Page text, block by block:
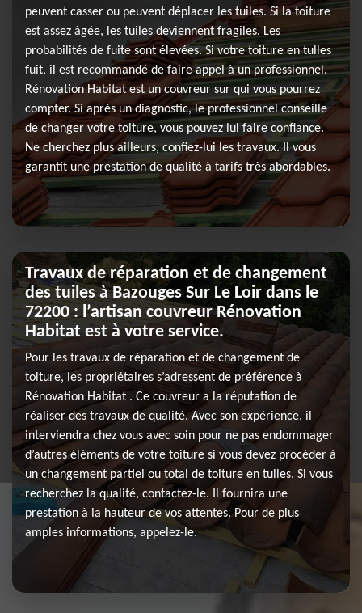
peuvent casser ou peuvent déplacer les tuiles. Si la toiture
est assez âgée, les tuiles deviennent fragiles. Les
probabilités de fuite sont élevées. Si votre toiture en tulles
fuit, il est recommandé de faire appel à un professionnel.
Rénovation Habitat est un couvreur sur qui vous pourrez
compter. Si après un diagnostic, le professionnel conseille
de changer votre toiture, vous pouvez lui faire confiance.
Ne cherchez plus ailleurs, confiez-lui les travaux. Il vous
garantit une prestation de qualité à tarifs très abordables.
Travaux de réparation et de changement
des tuiles à Bazouges Sur Le Loir dans le
72200 : l’artisan couvreur Rénovation
Habitat est à votre service.
Pour les travaux de réparation et de changement de
toiture, les propriétaires s’adressent de préférence à
Rénovation Habitat . Ce couvreur a la réputation de
réaliser des travaux de qualité. Avec son expérience, il
interviendra chez vous avec soin pour ne pas endommager
d’autres éléments de votre toiture si vous devez procéder à
un changement partiel ou total de toiture en tuiles. Si vous
recherchez la qualité, contactez-le. Il fournira une
prestation à la hauteur de vos attentes. Pour de plus
amples informations, appelez-le.